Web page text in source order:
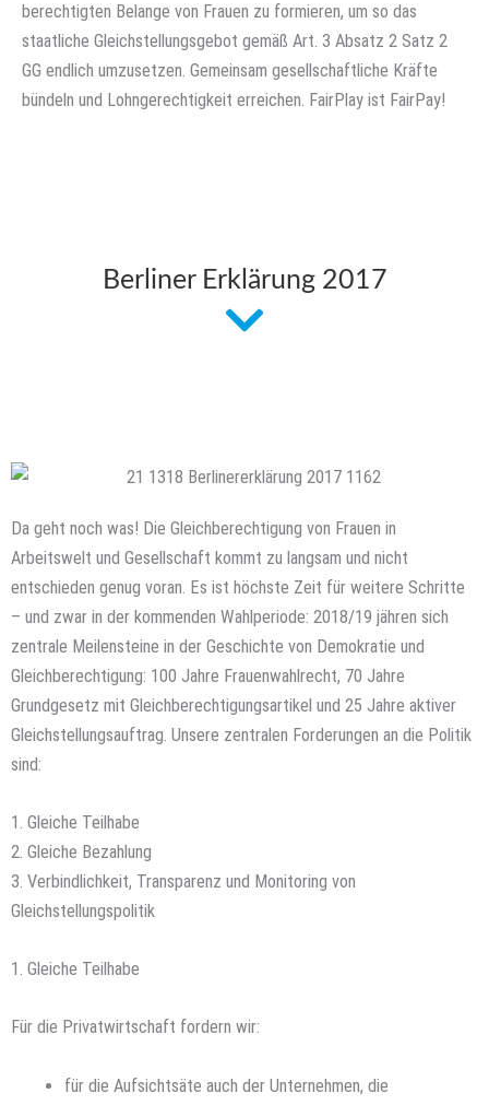
berechtigten Belange von Frauen zu formieren, um so das
staatliche Gleichstellungsgebot gemäß Art. 3 Absatz 2 Satz 2
GG endlich umzusetzen. Gemeinsam gesellschaftliche Kräfte
bündeln und Lohngerechtigkeit erreichen. FairPlay ist FairPay!
Berliner Erklärung 2017
Da geht noch was! Die Gleichberechtigung von Frauen in
Arbeitswelt und Gesellschaft kommt zu langsam und nicht
entschieden genug voran. Es ist höchste Zeit für weitere Schritte
– und zwar in der kommenden Wahlperiode: 2018/19 jähren sich
zentrale Meilensteine in der Geschichte von Demokratie und
Gleichberechtigung: 100 Jahre Frauenwahlrecht, 70 Jahre
Grundgesetz mit Gleichberechtigungsartikel und 25 Jahre aktiver
Gleichstellungsauftrag. Unsere zentralen Forderungen an die Politik
sind:
1. Gleiche Teilhabe
2. Gleiche Bezahlung
3. Verbindlichkeit, Transparenz und Monitoring von
Gleichstellungspolitik
1. Gleiche Teilhabe
Für die Privatwirtschaft fordern wir:
für die Aufsichtsäte auch der Unternehmen, die